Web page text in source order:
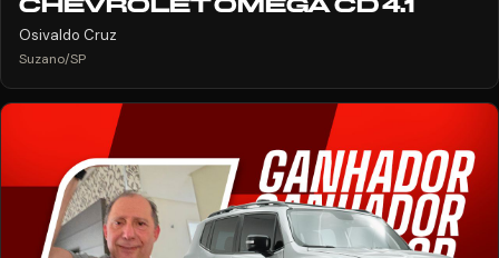
CHEVROLET OMEGA CD 4.1
Osivaldo Cruz
Suzano/SP